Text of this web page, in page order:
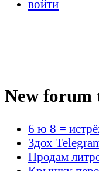
войти
New forum
6 ю 8 =
Здох
Продам